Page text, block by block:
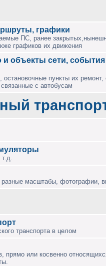
графики
ПС, ранее
графиков их движения
и объекты сети,
пункты их ремонт,
с автобусам
масштабы, фотографии,
транспорта в целом
прямо или косвенно